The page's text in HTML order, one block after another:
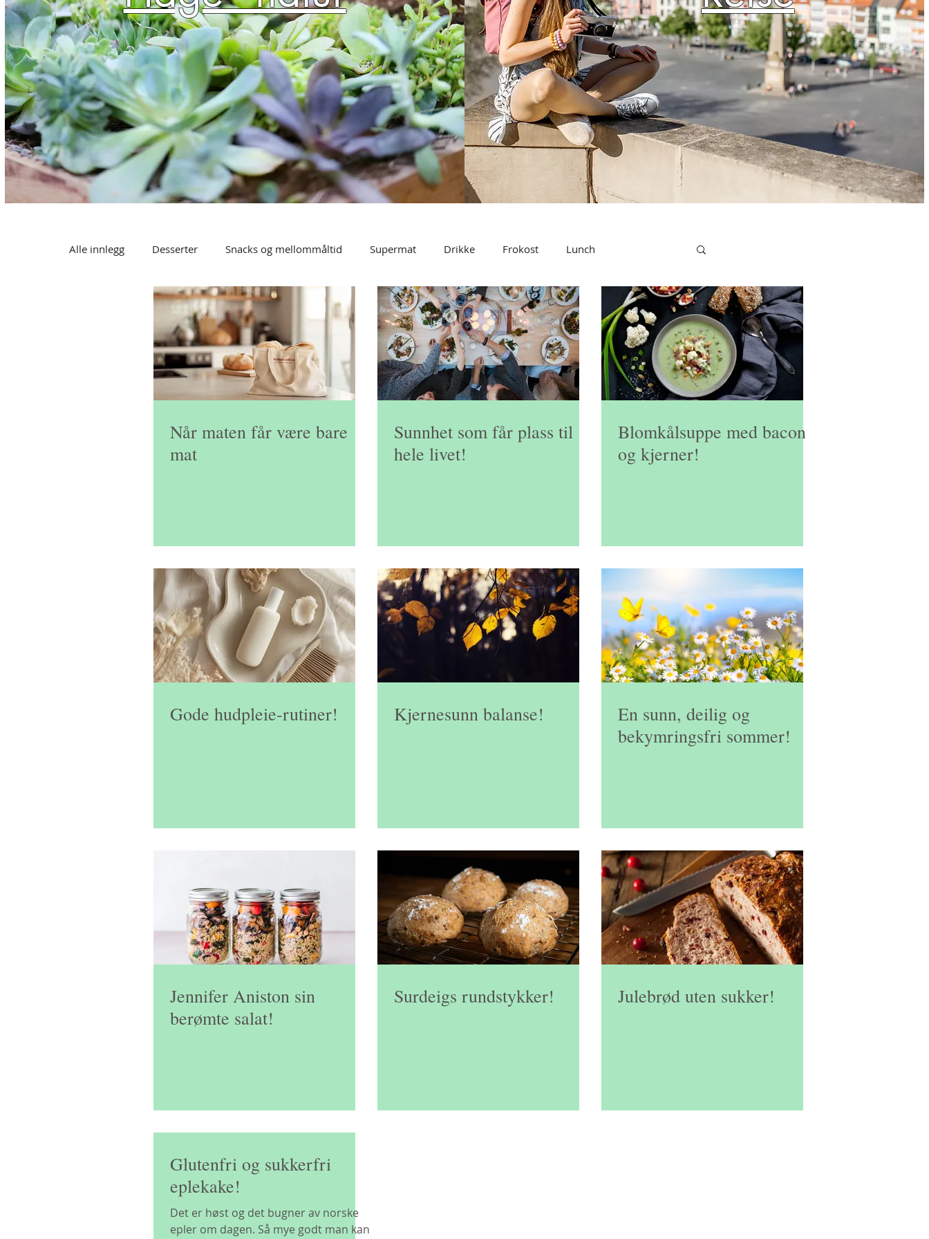
Alle innlegg Desserter Snacks og mellommåltid Supermat Drikke Frokost Lunch
Juice og smoothies Middag Snacks og mellommåltid Dressing Grønnsaker Livsstil
Konsultasjon Facebook gruppe Lavkarbo Lavkarbobrød Vann Sunne supper Kaker
Når maten får være bare
mat
Sunnhet som får plass til
hele livet!
Blomkålsuppe med bacon
og kjerner!
Gode hudpleie-rutiner! Kjernesunn balanse!
En sunn, deilig og
bekymringsfri sommer!
Jennifer Aniston sin
berømte salat!
Surdeigs rundstykker! Julebrød uten sukker!
Glutenfri og sukkerfri
eplekake!
Det er høst og det bugner av norske
epler om dagen. Så mye godt man kan